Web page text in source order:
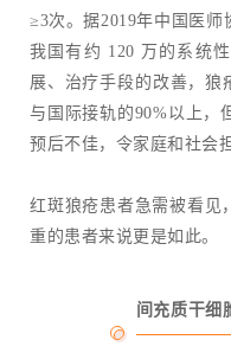
≥3次。据2019年中国医师
我国有约 120 万的系统
展、治疗手段的改善，狼
与国际接轨的90%以上，
预后不佳，令家庭和社会
红斑狼疮患者急需被看见
重的患者来说更是如此。
间充质干细